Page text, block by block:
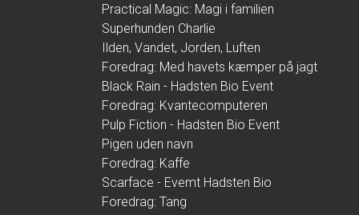
Practical Magic: Magi i familien
Superhunden Charlie
Ilden, Vandet, Jorden, Luften
Foredrag: Med havets kæmper på jagt
Black Rain - Hadsten Bio Event
Foredrag: Kvantecomputeren
Pulp Fiction - Hadsten Bio Event
Pigen uden navn
Foredrag: Kaffe
Scarface - Evemt Hadsten Bio
Foredrag: Tang